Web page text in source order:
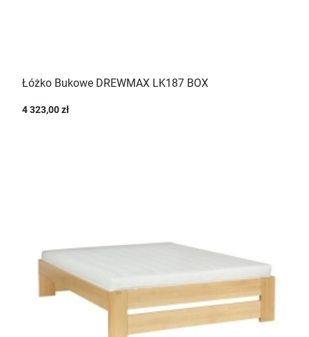
Łóżko Bukowe DREWMAX LK187 BOX
4 323,00 zł